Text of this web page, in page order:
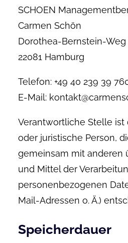
SCHOEN
Carmen Schön
Dorothea-Bernstein-Weg
22081 Hamburg
Telefon: +49 40 239 39
E-Mail:
Verantwortliche Stelle ist
oder juristische Person,
gemeinsam mit anderen
und Mittel der
personenbezogenen
Mail-Adressen o. Ä.)
Speicherdauer